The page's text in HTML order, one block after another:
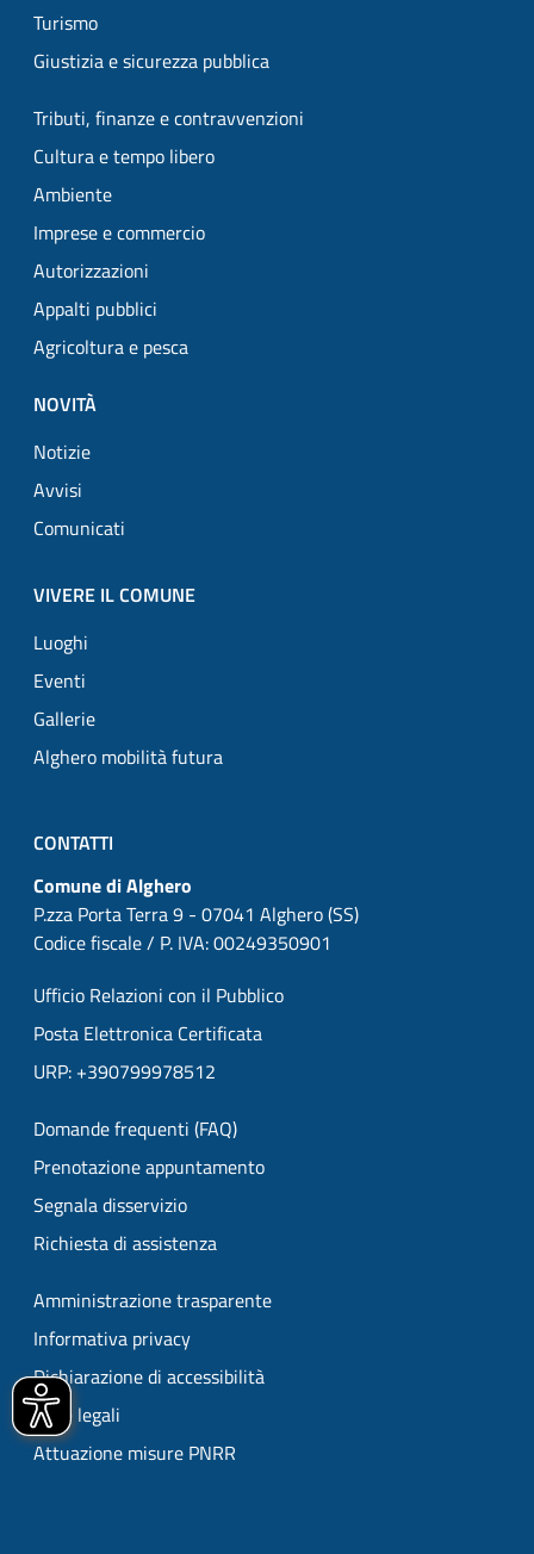
Turismo
Giustizia e sicurezza pubblica
Tributi, finanze e contravvenzioni
Cultura e tempo libero
Ambiente
Imprese e commercio
Autorizzazioni
Appalti pubblici
Agricoltura e pesca
NOVITÀ
Notizie
Avvisi
Comunicati
VIVERE IL COMUNE
Luoghi
Eventi
Gallerie
Alghero mobilità futura
CONTATTI
Comune di Alghero
P.zza Porta Terra 9 - 07041 Alghero (SS)
Codice fiscale / P. IVA: 00249350901
Ufficio Relazioni con il Pubblico
Posta Elettronica Certificata
URP: +390799978512
Domande frequenti (FAQ)
Prenotazione appuntamento
Segnala disservizio
Richiesta di assistenza
Amministrazione trasparente
Informativa privacy
Dichiarazione di accessibilità
Note legali
Attuazione misure PNRR